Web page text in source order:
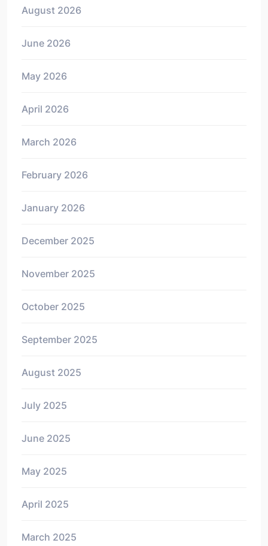
August 2026
June 2026
May 2026
April 2026
March 2026
February 2026
January 2026
December 2025
November 2025
October 2025
September 2025
August 2025
July 2025
June 2025
May 2025
April 2025
March 2025